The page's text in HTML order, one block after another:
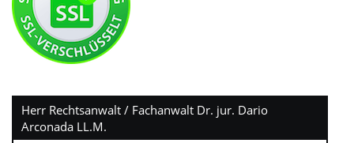
Herr Rechtsanwalt / Fachanwalt Dr. jur. Dario
Arconada LL.M.